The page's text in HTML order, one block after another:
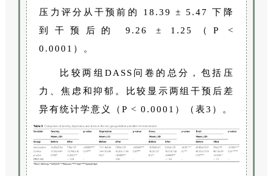
压力评分从干预前的 18.39 ± 5.47 下降
到干预后的 9.26 ± 1.25（P <
0.0001）。
比较两组DASS问卷的总分，包括压
力、焦虑和抑郁。比较显示两组干预后差
异有统计学意义（P < 0.0001）（表3）。